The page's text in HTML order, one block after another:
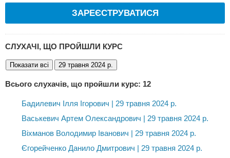
ЗАРЕЄСТРУВАТИСЯ
СЛУХАЧІ, ЩО ПРОЙШЛИ КУРС
Показати всі 29 травня 2024 р.
Всього слухачів, що пройшли курс: 12
Бадилевич Ілля Ігорович | 29 травня 2024 р.
Васькевич Артем Олександрович | 29 травня 2024 р.
Віхманов Володимир Іванович | 29 травня 2024 р.
Єгорейченко Данило Дмитрович | 29 травня 2024 р.